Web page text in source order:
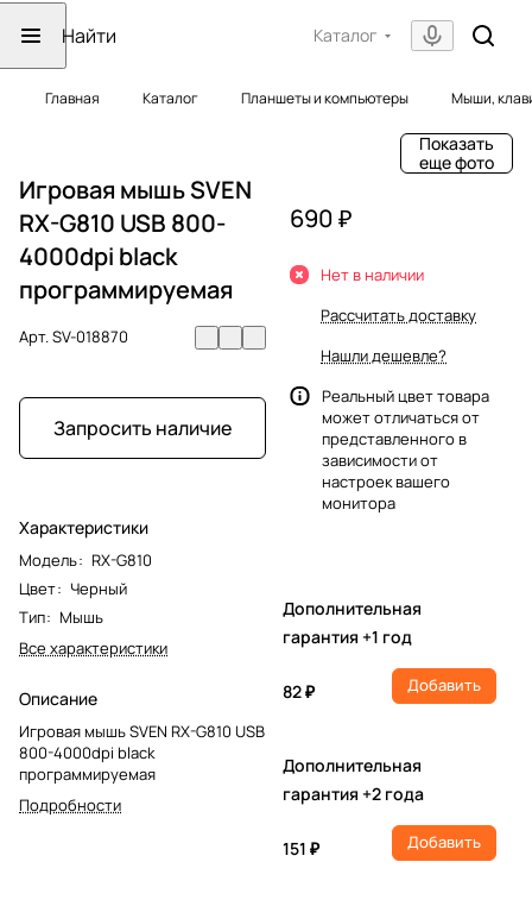
Каталог
Главная Каталог Планшеты и компьютеры Мыши,
Показать
еще фото
Игровая мышь SVEN
RX-G810 USB 800-
4000dpi black
программируемая
Арт.SV-018870
Запросить наличие
Характеристики
Модель: RX-G810
Цвет: Черный
Тип: Мышь
Все характеристики
Описание
Игровая мышь SVEN RX-G810 USB
800-4000dpi black
программируемая
Подробности
690 ₽
Нет в наличии
Рассчитать доставку
Нашли дешевле?
Реальный цвет товара
может отличаться от
представленного в
зависимости от
настроек вашего
монитора
Дополнительная
гарантия +1 год
82 ₽ Добавить
Дополнительная
гарантия +2 года
151 ₽ Добавить